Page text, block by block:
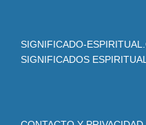
SIGNIFICADO-
SIGNIFICADOS